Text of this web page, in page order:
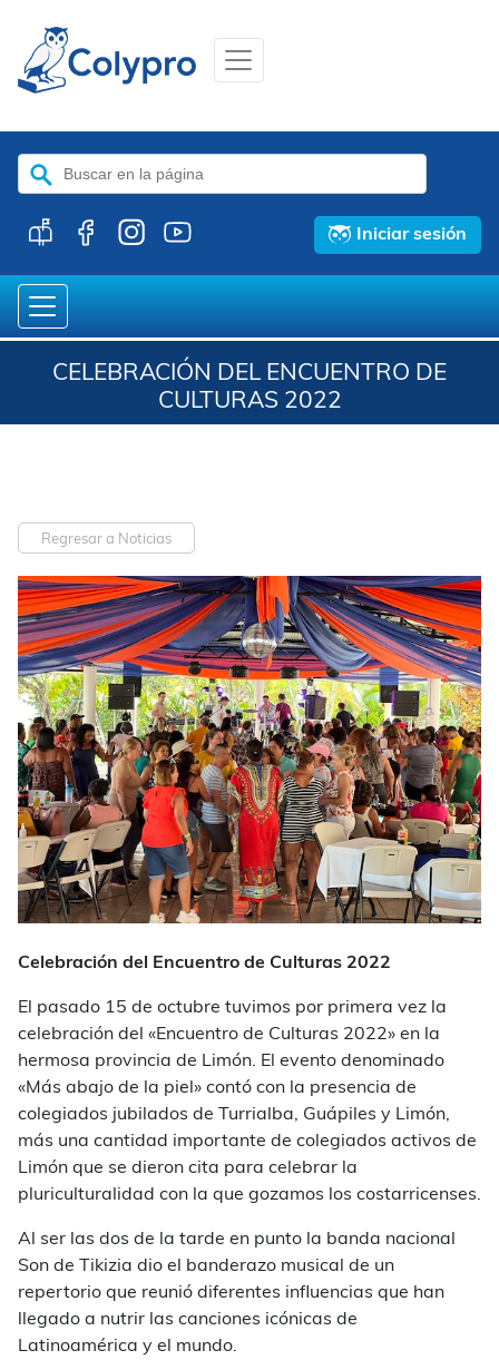
Buscar:
Iniciar sesión
CELEBRACIÓN DEL ENCUENTRO DE
CULTURAS 2022
Regresar a Noticias
Celebración del Encuentro de Culturas 2022
El pasado 15 de octubre tuvimos por primera vez la
celebración del «Encuentro de Culturas 2022» en la
hermosa provincia de Limón. El evento denominado
«Más abajo de la piel» contó con la presencia de
colegiados jubilados de Turrialba, Guápiles y Limón,
más una cantidad importante de colegiados activos de
Limón que se dieron cita para celebrar la
pluriculturalidad con la que gozamos los costarricenses.
Al ser las dos de la tarde en punto la banda nacional
Son de Tikizia dio el banderazo musical de un
repertorio que reunió diferentes influencias que han
llegado a nutrir las canciones icónicas de
Latinoamérica y el mundo.